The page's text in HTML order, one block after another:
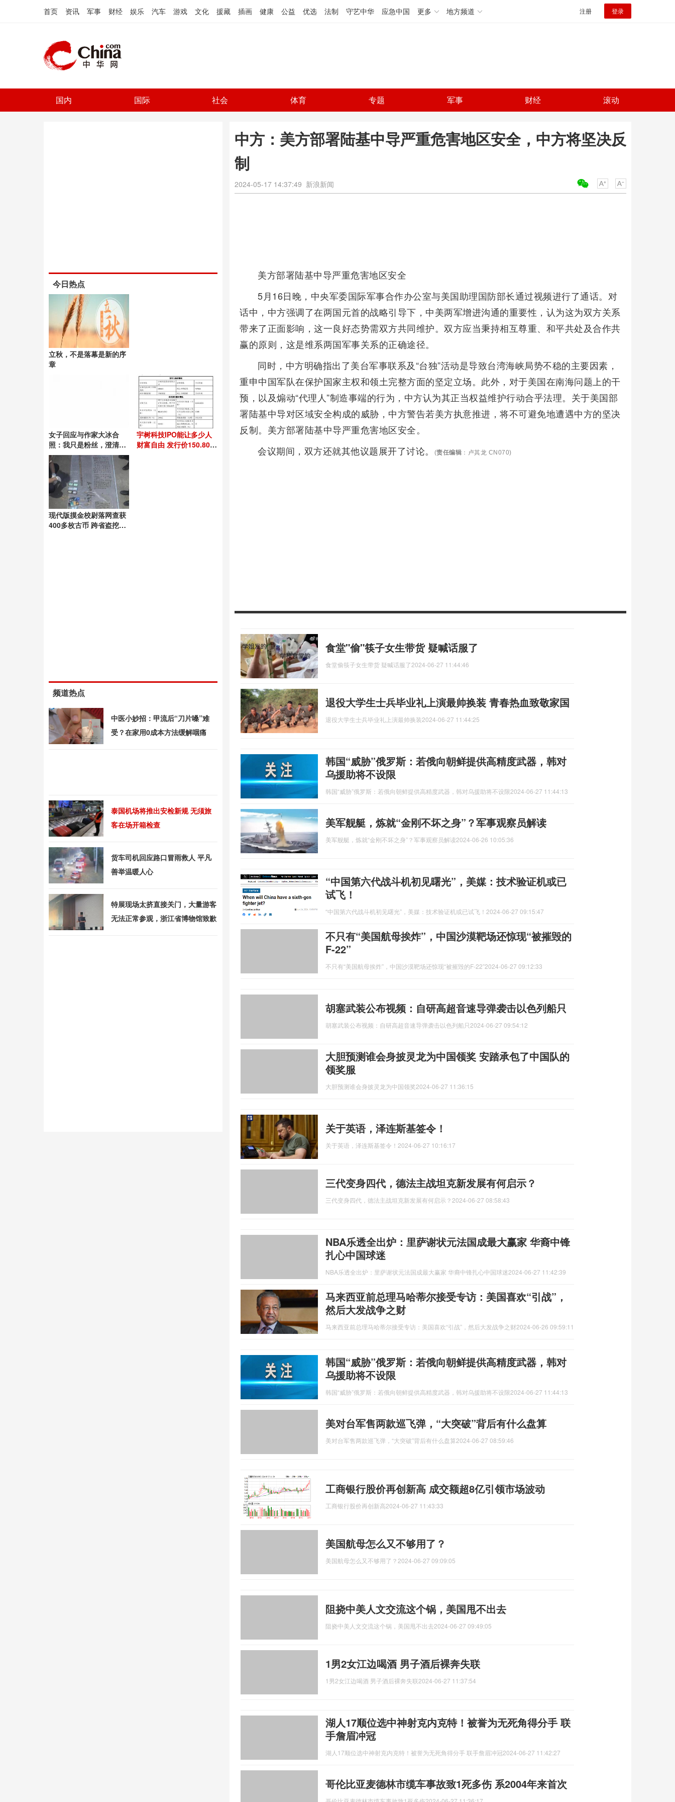
首页 资讯 军事 财经 娱乐 汽车 游戏 文化 援藏 插画 健康 公益 优选 法制 守艺中华 应急中国 更多 地方频道 注册 登录
国内 国际 社会 体育 专题 军事 财经 滚动
中方：美方部署陆基中导严重危害地区安全，中方将坚决反
制
2024-05-17 14:37:49 新浪新闻
美方部署陆基中导严重危害地区安全
5月16日晚，中央军委国际军事合作办公室与美国助理国防部长通过视频进行了通话。对
话中，中方强调了在两国元首的战略引导下，中美两军增进沟通的重要性，认为这为双方关系
带来了正面影响，这一良好态势需双方共同维护。双方应当秉持相互尊重、和平共处及合作共
赢的原则，这是维系两国军事关系的正确途径。
同时，中方明确指出了美台军事联系及“台独”活动是导致台湾海峡局势不稳的主要因素，
重申中国军队在保护国家主权和领土完整方面的坚定立场。此外，对于美国在南海问题上的干
预，以及煽动“代理人”制造事端的行为，中方认为其正当权益维护行动合乎法理。关于美国部
署陆基中导对区域安全构成的威胁，中方警告若美方执意推进，将不可避免地遭遇中方的坚决
反制。美方部署陆基中导严重危害地区安全。
会议期间，双方还就其他议题展开了讨论。
(责任编辑 ：卢其龙 CN070)
食堂"偷"筷子女生带货 疑喊话服了
食堂偷筷子女生带货 疑喊话服了2024-06-27 11:44:46
退役大学生士兵毕业礼上演最帅换装 青春热血致敬家国
退役大学生士兵毕业礼上演最帅换装2024-06-27 11:44:25
韩国“威胁”俄罗斯：若俄向朝鲜提供高精度武器，韩对
乌援助将不设限
韩国“威胁”俄罗斯：若俄向朝鲜提供高精度武器，韩对乌援助将不设限2024-06-27 11:44:13
美军舰艇，炼就“金刚不坏之身”？军事观察员解读
美军舰艇，炼就“金刚不坏之身”？军事观察员解读2024-06-26 10:05:36
“中国第六代战斗机初见曙光”，美媒：技术验证机或已
试飞！
“中国第六代战斗机初见曙光”，美媒：技术验证机或已试飞！ 2024-06-27 09:15:47
不只有“美国航母挨炸”，中国沙漠靶场还惊现“被摧毁的
F-22”
不只有“美国航母挨炸”，中国沙漠靶场还惊现“被摧毁的F-22”2024-06-27 09:12:33
胡塞武装公布视频：自研高超音速导弹袭击以色列船只
胡塞武装公布视频：自研高超音速导弹袭击以色列船只2024-06-27 09:54:12
大胆预测谁会身披灵龙为中国领奖 安踏承包了中国队的
领奖服
大胆预测谁会身披灵龙为中国领奖2024-06-27 11:36:15
关于英语，泽连斯基签令！
关于英语，泽连斯基签令！ 2024-06-27 10:16:17
三代变身四代，德法主战坦克新发展有何启示？
三代变身四代，德法主战坦克新发展有何启示？ 2024-06-27 08:58:43
NBA乐透全出炉：里萨谢状元法国成最大赢家 华裔中锋
扎心中国球迷
NBA乐透全出炉：里萨谢状元法国成最大赢家 华裔中锋扎心中国球迷2024-06-27 11:42:39
马来西亚前总理马哈蒂尔接受专访：美国喜欢“引战”，
然后大发战争之财
马来西亚前总理马哈蒂尔接受专访：美国喜欢“引战”，然后大发战争之财2024-06-26 09:59:11
韩国“威胁”俄罗斯：若俄向朝鲜提供高精度武器，韩对
乌援助将不设限
韩国“威胁”俄罗斯：若俄向朝鲜提供高精度武器，韩对乌援助将不设限2024-06-27 11:44:13
美对台军售两款巡飞弹，“大突破”背后有什么盘算
美对台军售两款巡飞弹，“大突破”背后有什么盘算2024-06-27 08:59:46
工商银行股价再创新高 成交额超8亿引领市场波动
工商银行股价再创新高2024-06-27 11:43:33
美国航母怎么又不够用了？
美国航母怎么又不够用了？ 2024-06-27 09:09:05
阻挠中美人文交流这个锅，美国甩不出去
阻挠中美人文交流这个锅，美国甩不出去2024-06-27 09:49:05
1男2女江边喝酒 男子酒后裸奔失联
1男2女江边喝酒 男子酒后裸奔失联2024-06-27 11:37:54
湖人17顺位选中神射克内克特！被誉为无死角得分手 联
手詹眉冲冠
湖人17顺位选中神射克内克特！被誉为无死角得分手 联手詹眉冲冠2024-06-27 11:42:27
哥伦比亚麦德林市缆车事故致1死多伤 系2004年来首次
今日热点
立秋，不是落幕是新的序
章
女子回应与作家大冰合
照：我只是粉丝，澄清谣
言并报警
宇树科技IPO能让多少人
财富自由 发行价150.80
现代版摸金校尉落网查获
400多枚古币 跨省盗挖团
频道热点
中医小妙招：甲流后“刀片嗓”难
受？在家用0成本方法缓解咽痛
泰国机场将推出安检新规 无须旅
客在场开箱检查
货车司机回应路口冒雨救人 平凡
善举温暖人心
特展现场太挤直接关门，大量游客
无法正常参观，浙江省博物馆致歉